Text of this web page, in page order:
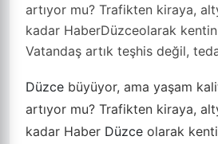
artıyor mu? Trafikten kiraya,
kadar HaberDüzceolarak
Vatandaş artık teşhis değil,
Düzce büyüyor, ama yaşam
artıyor mu? Trafikten kiraya,
kadar Haber Düzce olarak